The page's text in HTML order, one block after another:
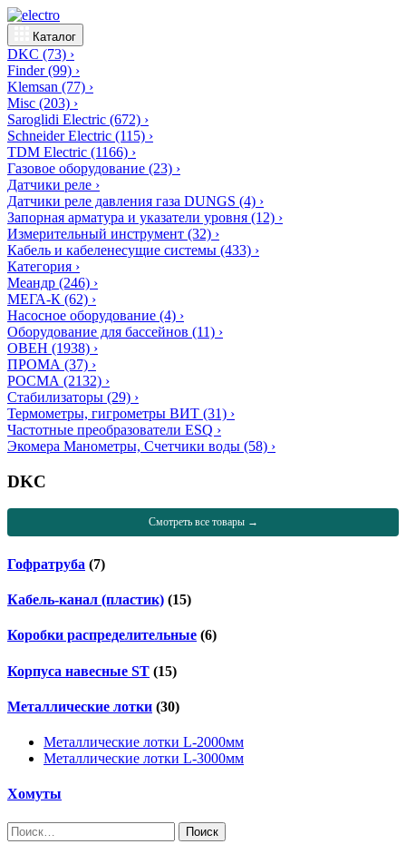
Каталог
DKC (73) ›
Finder(99) ›
Klemsan (77) ›
Misc (203) ›
Saroglidi Electric (672) ›
Schneider Electric (115) ›
TDM Electric (1166) ›
Газовое оборудование (23) ›
Датчики реле ›
Датчики реле давления газа DUNGS (4) ›
Запорная арматура и указатели уровня (12) ›
Измерительный инструмент (32) ›
Кабель и кабеленесущие системы (433) ›
Категория ›
Меандр (246) ›
МЕГА-К (62) ›
Насосное оборудование (4) ›
Оборудование для бассейнов (11) ›
ОВЕН (1938) ›
ПРОМА (37) ›
РОСМА (2132) ›
Стабилизаторы (29) ›
Термометры, гигрометры ВИТ (31) ›
Частотные преобразователи ESQ ›
Экомера Манометры, Счетчики воды (58) ›
DKC
Смотреть все товары →
Гофратруба (7)
Кабель-канал (пластик) (15)
Коробки распределительные (6)
Корпуса навесные ST (15)
Металлические лотки (30)
Металлические лотки L-2000мм
Металлические лотки L-3000мм
Хомуты
Найти: